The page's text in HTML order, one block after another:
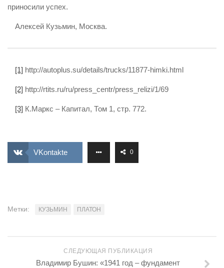
приносили успех.
Алексей Кузьмин, Москва.
[1] http://autoplus.su/details/trucks/11877-himki.html
[2] http://rtits.ru/ru/press_centr/press_relizi/1/69
[3] К.Маркс – Капитал, Том 1, стр. 772.
VKontakte 0
Метки: КУЗЬМИН ПЛАТОН
СЛЕДУЮЩАЯ ПУБЛИКАЦИЯ
Владимир Бушин: «1941 год – фундамент